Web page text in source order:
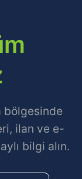
bölgesinde
ilan ve e-
bilgi alın.